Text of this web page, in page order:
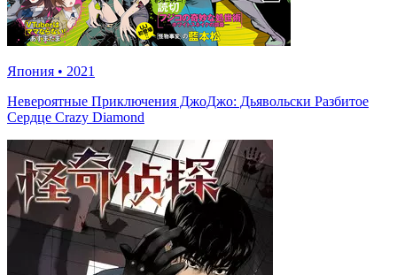
Япония • 2021
Невероятные Приключения ДжоДжо: Дьявольски Разбитое
Сердце Crazy Diamond